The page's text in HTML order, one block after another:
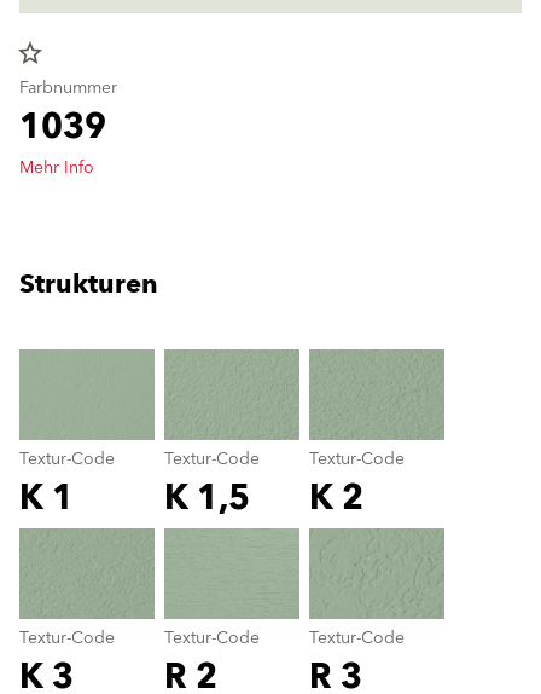
star_border
Farbnummer
1039
Mehr Info
Strukturen
Textur-Code
K 1
Textur-Code
K 1,5
Textur-Code
K 2
Textur-Code
K 3
Textur-Code
R 2
Textur-Code
R 3
Textur-Code
color_name